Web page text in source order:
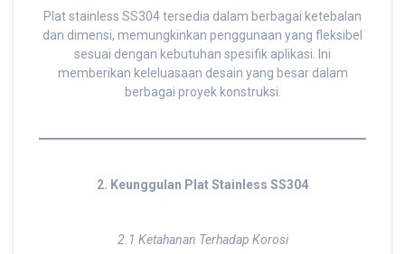
Plat stainless SS304 tersedia dalam berbagai ketebalan
dan dimensi, memungkinkan penggunaan yang fleksibel
sesuai dengan kebutuhan spesifik aplikasi. Ini
memberikan keleluasaan desain yang besar dalam
berbagai proyek konstruksi.
2. Keunggulan Plat Stainless SS304
2.1 Ketahanan Terhadap Korosi